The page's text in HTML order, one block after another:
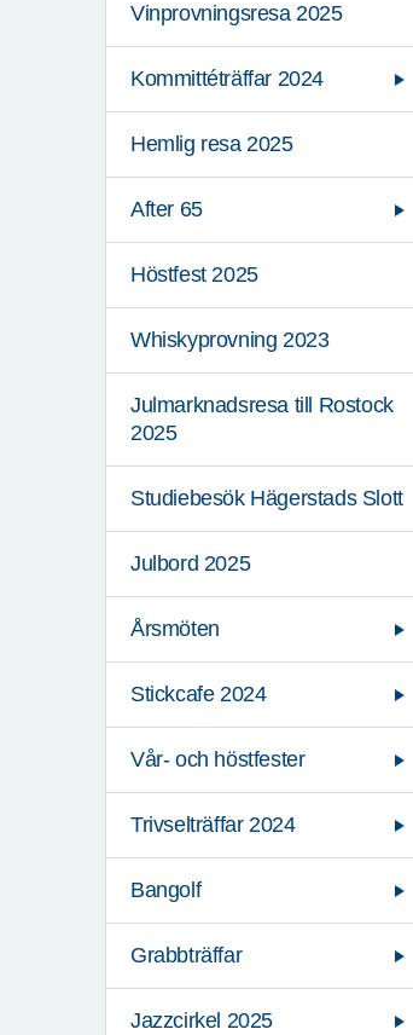
Vinprovningsresa 2025
Kommittéträffar 2024
Hemlig resa 2025
After 65
Höstfest 2025
Whiskyprovning 2023
Julmarknadsresa till Rostock
2025
Studiebesök Hägerstads Slott
Julbord 2025
Årsmöten
Stickcafe 2024
Vår- och höstfester
Trivselträffar 2024
Bangolf
Grabbträffar
Jazzcirkel 2025